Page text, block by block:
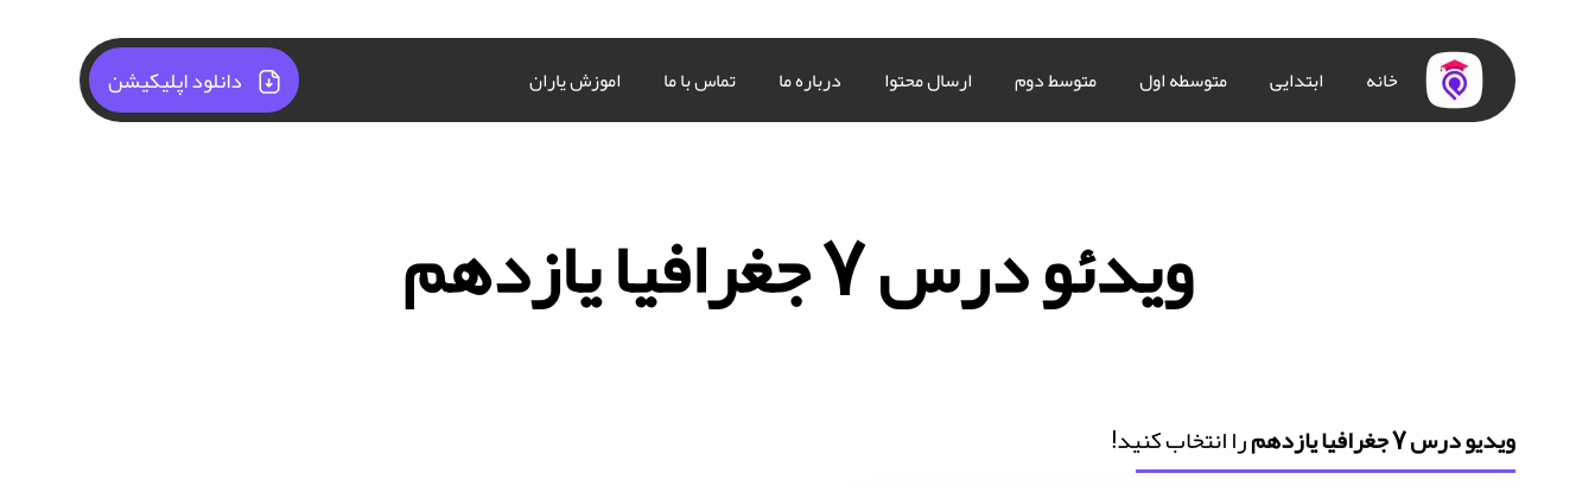
خانه ابتدایی متوسطه اول متوسط دوم ارسال محتوا درباره ما تماس با ما اموزش یاران دانلود اپلیکیشن
ویدئو درس 7 جغرافیا یازدهم
ویدیو درس 7 جغرافیا یازدهم را انتخاب کنید!